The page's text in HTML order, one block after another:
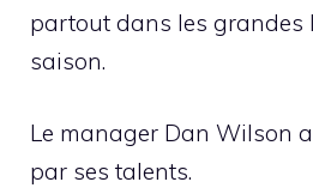
partout dans les grandes
saison.
Le manager Dan Wilson
par ses talents.